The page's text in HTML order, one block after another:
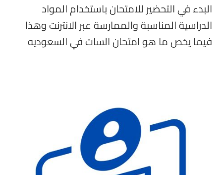
البدء في التحضير للامتحان باستخدام المواد
الدراسية المناسبة والممارسة عبر الانترنت وهذا
فيما يخص ما هو امتحان السات في السعوديه